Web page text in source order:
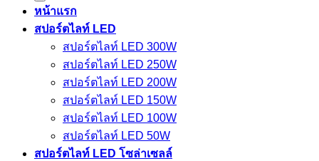
หน้าแรก
สปอร์ตไลท์ LED
สปอร์ตไลท์ LED 300W
สปอร์ตไลท์ LED 250W
สปอร์ตไลท์ LED 200W
สปอร์ตไลท์ LED 150W
สปอร์ตไลท์ LED 100W
สปอร์ตไลท์ LED 50W
สปอร์ตไลท์ LED โซล่าเซลล์